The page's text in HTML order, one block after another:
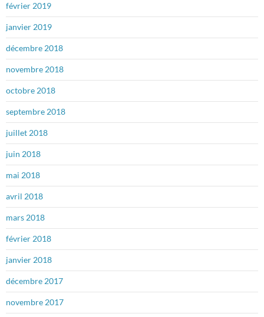
février 2019
janvier 2019
décembre 2018
novembre 2018
octobre 2018
septembre 2018
juillet 2018
juin 2018
mai 2018
avril 2018
mars 2018
février 2018
janvier 2018
décembre 2017
novembre 2017